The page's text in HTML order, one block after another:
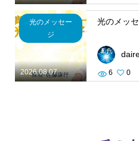
2026.08.07
光のメッセー
ジ
6 0